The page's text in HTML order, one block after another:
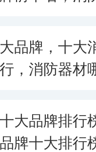
品牌，十大
，消防器材
大品牌排行
牌十大排行